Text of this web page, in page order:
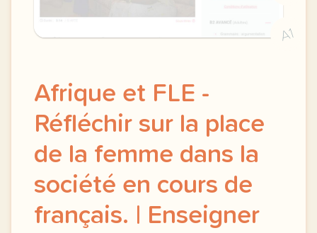
A1
Afrique et FLE -
Réfléchir sur la place
de la femme dans la
société en cours de
français. | Enseigner